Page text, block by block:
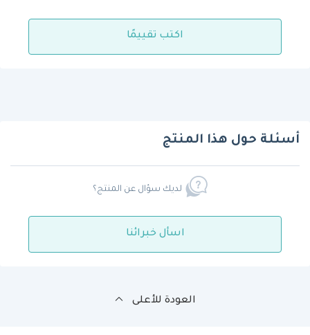
اكتب تقييمًا
أسئلة حول هذا المنتج
لديك سؤال عن المنتج؟
اسأل خبرائنا
العودة للأعلى